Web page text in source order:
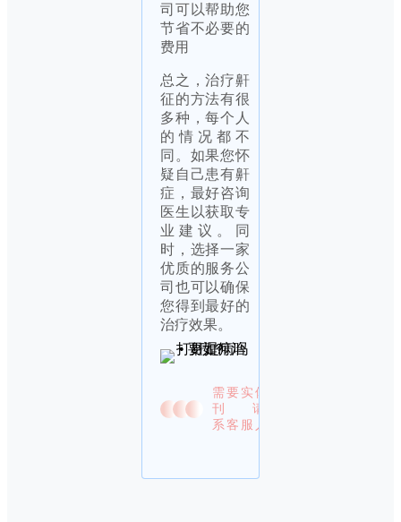
司可以帮助您
节省不必要的
费用
总之，治疗鼾
征的方法有很
多种，每个人
的情况都不
同。如果您怀
疑自己患有鼾
症，最好咨询
医生以获取专
业建议。同
时，选择一家
优质的服务公
司也可以确保
您得到最好的
治疗效果。
需要实体报
刊 请联
系客服人员